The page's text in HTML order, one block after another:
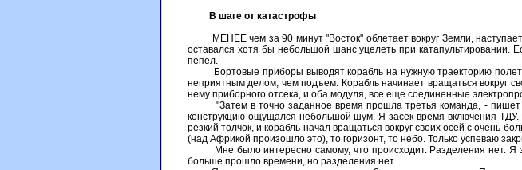
В шаге от катастрофы
МЕНЕЕ чем за 90 минут "Восток" облетает вокруг Земли, наступает
оставался хотя бы небольшой шанс уцелеть при катапультировании.
пепел.
Бортовые приборы выводят корабль на нужную траекторию полета.
неприятным делом, чем подъем. Корабль начинает вращаться вокруг
нему приборного отсека, и оба модуля, все еще соединенные
"Затем в точно заданное время прошла третья команда, - пишет в
конструкцию ощущался небольшой шум. Я засек время включения
резкий толчок, и корабль начал вращаться вокруг своих осей с очень
(над Африкой произошло это), то горизонт, то небо. Только успеваю
Мне было интересно самому, что происходит. Разделения нет. Я
больше прошло времени, но разделения нет…